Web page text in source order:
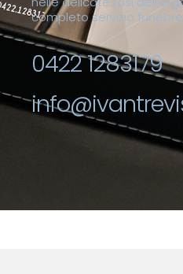
completo servizio
0422 1283179